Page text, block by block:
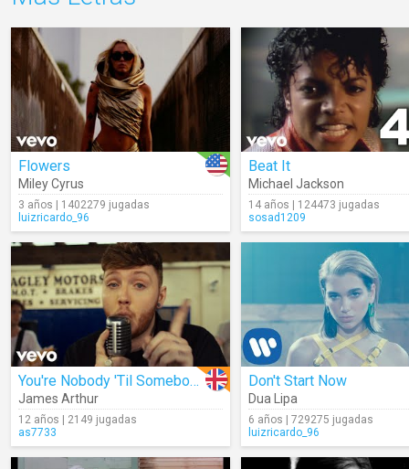
Flowers
Miley Cyrus
3 años | 1402279 jugadas
luizricardo_96
Beat It
Michael Jackson
14 años | 124473 jugadas
sosad1209
You're Nobody 'Til Somebody Loves You
James Arthur
12 años | 2149 jugadas
as7733
Don't Start Now
Dua Lipa
6 años | 729275 jugadas
luizricardo_96